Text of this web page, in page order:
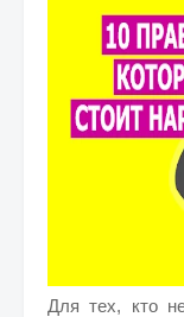
Для тех, кто